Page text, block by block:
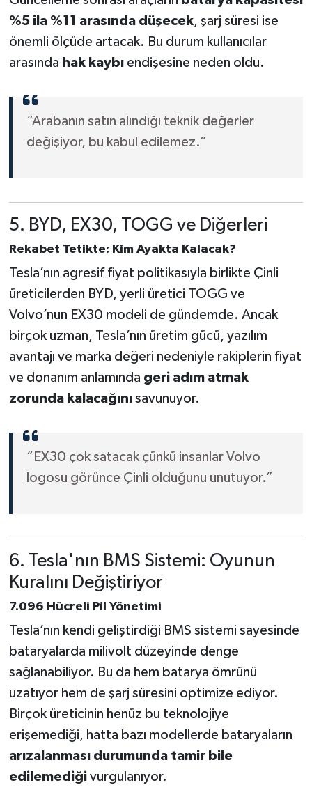
%5 ila %11 arasında düşecek, şarj süresi ise
önemli ölçüde artacak. Bu durum kullanıcılar
arasında hak kaybıendişesine neden oldu.
“Arabanın satın alındığı teknik değerler
değişiyor, bu kabul edilemez.”
5. BYD, EX30, TOGG ve Diğerleri
Rekabet Tetikte: Kim Ayakta Kalacak?
Tesla’nın agresif fiyat politikasıyla birlikte Çinli
üreticilerden BYD, yerli üretici TOGG ve
Volvo’nun EX30 modeli de gündemde. Ancak
birçok uzman, Tesla’nın üretim gücü, yazılım
avantajı ve marka değeri nedeniyle rakiplerin fiyat
ve donanım anlamında geri adım atmak
zorunda kalacağınısavunuyor.
“EX30 çok satacak çünkü insanlar Volvo
logosu görünce Çinli olduğunu unutuyor.”
6. Tesla'nın BMS Sistemi: Oyunun
Kuralını Değiştiriyor
7.096 Hücreli Pil Yönetimi
Tesla’nın kendi geliştirdiği BMS sistemi sayesinde
bataryalarda milivolt düzeyinde denge
sağlanabiliyor. Bu da hem batarya ömrünü
uzatıyor hem de şarj süresini optimize ediyor.
Birçok üreticinin henüz bu teknolojiye
erişemediği, hatta bazı modellerde bataryaların
arızalanması durumunda tamir bile
edilemediğivurgulanıyor.